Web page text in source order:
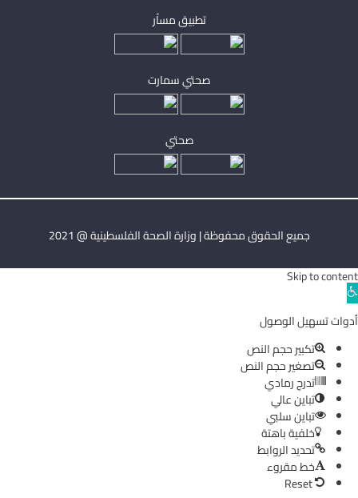
تطبيق مساْر
صحتي سمارت
صحتي
جميع الحقوق محفوظة | وزارة الصحة الفلسطينية @ 2021
Skip to content
Open
toolbar
أدوات تسهيل الوصول
تكبير حجم النص
تصغير حجم النص
تدرج رمادي
تباين عالي
تباين سلبي
خلفية باهتة
تحديد الروابط
خط مقروء
Reset